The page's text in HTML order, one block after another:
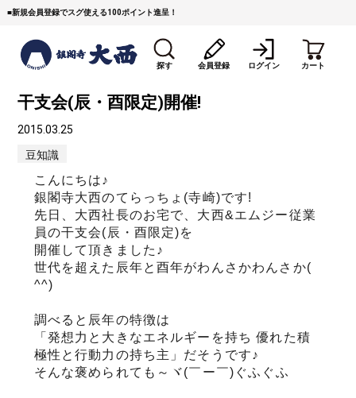
■新規会員登録でスグ使える100ポイント進呈！
探す
すき焼き 焼 肉 ステーキ
しゃぶしゃぶ コマ切れミンチ
タレ類 村沢牛
会員登録 ログイン カート
干支会(辰・酉限定)開催!
2015.03.25
豆知識
こんにちは♪
銀閣寺大西のてらっちょ(寺崎)です!
先日、大西社長のお宅で、大西&エムジー従業
員の干支会(辰・酉限定)を
開催して頂きました♪
世代を超えた辰年と酉年がわんさかわんさか(
^^)
調べると辰年の特徴は
「発想力と大きなエネルギーを持ち 優れた積
極性と行動力の持ち主」だそうです♪
そんな褒められても～ヾ(￣ー￣)ぐふぐふ